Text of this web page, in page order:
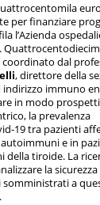
per finanziare
l’Azienda
dal
, direttore della
indirizzo immuno
in modo
la prevalenza
19 tra pazienti
e in
tiroide. La
la sicurezza
somministrati a